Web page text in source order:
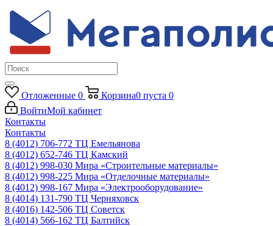
Отложенные 0 Корзина0 пуста 0
ВойтиМой кабинет
Контакты
Контакты
8 (4012) 706-772 ТЦ Емельянова
8 (4012) 652-746 ТЦ Камский
8 (4012) 998-030 Мира «Строительные материалы»
8 (4012) 998-225 Мира «Отделочные материалы»
8 (4012) 998-167 Мира «Электрооборудование»
8 (4014) 131-790 ТЦ Черняховск
8 (4016) 142-506 ТЦ Советск
8 (4014) 566-162 ТЦ Балтийск